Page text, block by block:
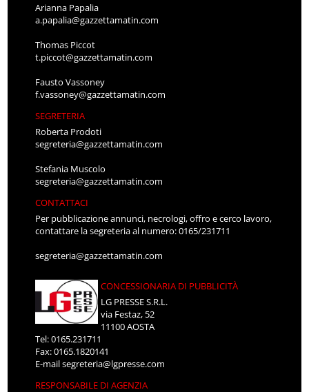
Arianna Papalia
a.papalia@gazzettamatin.com
Thomas Piccot
t.piccot@gazzettamatin.com
Fausto Vassoney
f.vassoney@gazzettamatin.com
SEGRETERIA
Roberta Prodoti
segreteria@gazzettamatin.com
Stefania Muscolo
segreteria@gazzettamatin.com
CONTATTACI
Per pubblicazione annunci, necrologi, offro e cerco lavoro,
contattare la segreteria al numero: 0165/231711
segreteria@gazzettamatin.com
CONCESSIONARIA DI PUBBLICITÀ
LG PRESSE S.R.L.
via Festaz, 52
11100 AOSTA
Tel: 0165.231711
Fax: 0165.1820141
E-mailsegreteria@lgpresse.com
RESPONSABILE DI AGENZIA